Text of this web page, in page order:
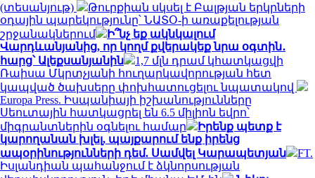
(տեսանյութ)
Թուրքիան սկսել է Բալթյան երկրների
օդային պարեկությունը՝ ՆԱՏՕ-ի առաքելության
շրջանակներում
Ի՞նչ եք ակնկալում
Վարդևանյանից, որ կողմ քվերակեք նրա օգտին․
հարց՝ Ալեքսանյանին
1,7 մլն դրամ կհատկացվի
Ռաիսա Մկրտչյանի հուղարկավորության հետ
կապված ծախսերը փոխհատուցելու նպատակով
Europa Press. Իսպանիայի իշխանությունները
Սեուտային հատկացրել են 6.5 միլիոն եվրո՝
միգրանտներին օգնելու համար
Իրենք պետք է
կարողանան խլել, պայքարում ենք իրենց
ապօրինությունների դեմ. Սամվել Կարապետյան
FT.
Իսլանդիան պահանջում է ձկնորսության